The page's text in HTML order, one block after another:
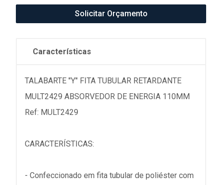
Solicitar Orçamento
Características
TALABARTE "Y" FITA TUBULAR RETARDANTE
MULT2429 ABSORVEDOR DE ENERGIA 110MM
Ref: MULT2429
CARACTERÍSTICAS:
- Confeccionado em fita tubular de poliéster com